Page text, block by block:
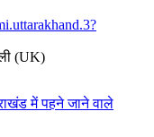
(UK)
में पहने जाने वाले